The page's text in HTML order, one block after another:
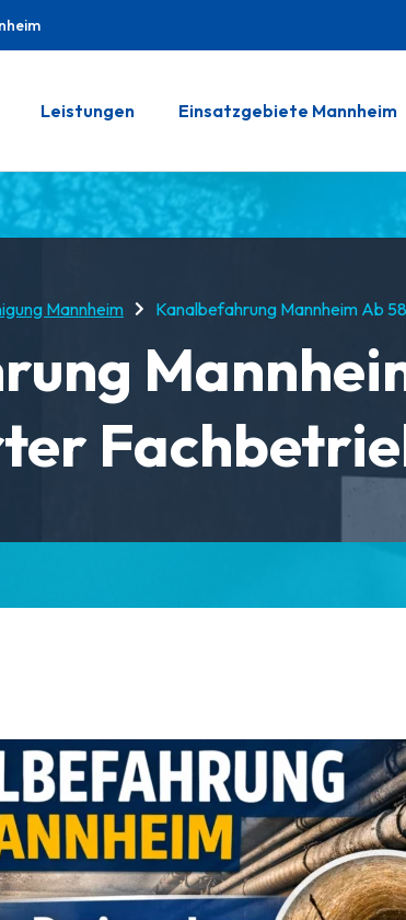
Leistungen Einsatzgebiete Mannheim
Mannheim Kanalbefahrung Mannheim Ab